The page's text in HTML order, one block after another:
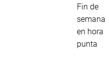
Fin de
semana
en hora
punta